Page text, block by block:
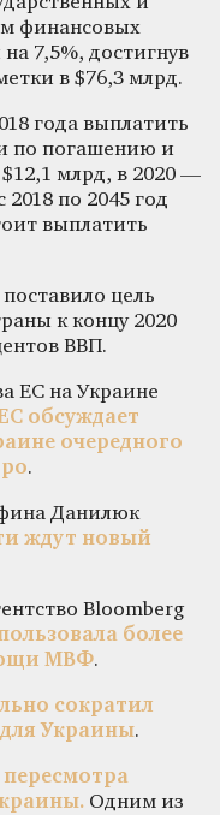
финансовых
7,5%, достигнув
в $76,3 млрд.
года выплатить
по погашению и
млрд, в 2020 —
по 2045 год
выплатить
цель
к концу 2020
ВВП.
ЕС на Украине
обсуждает
очередного
.
Данилюк
ждут новый
Bloomberg
более
МВФ.
сократил
Украины.
Одним из